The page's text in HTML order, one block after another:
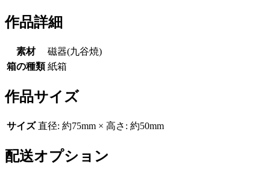
作品詳細
素材
磁器(九谷焼)
箱の種類 紙箱
作品サイズ
サイズ 直径: 約75mm × 高さ: 約50mm
配送オプション